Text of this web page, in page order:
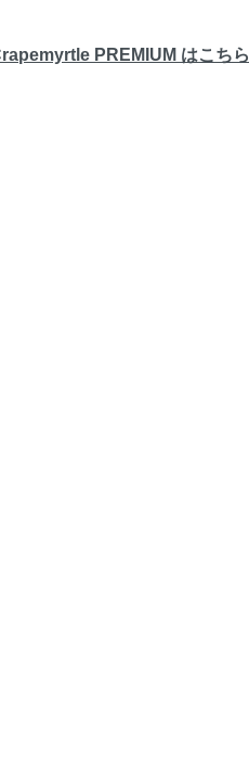
PREMIUM はこちら